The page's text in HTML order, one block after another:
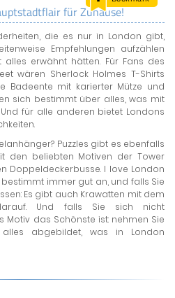
& LEUTE
ZUHAUSE
SHOP
für Zuhause!
die es nur in London gibt,
Empfehlungen aufzählen
erwähnt hätten. Für Fans des
wären Sherlock Holmes T-Shirts
Badeente mit karierter Mütze und
sich bestimmt über alles, was mit
für alle anderen bietet Londons
Puzzles gibt es ebenfalls
den beliebten Motiven der Tower
Doppeldeckerbusse. I love London
immer gut an, und falls Sie
Es gibt auch Krawatten mit dem
Und falls Sie sich nicht
Motiv das Schönste ist: nehmen Sie
abgebildet, was in London